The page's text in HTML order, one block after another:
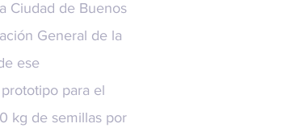
Ciudad de Buenos
General de la
ese
para el
kg de semillas por